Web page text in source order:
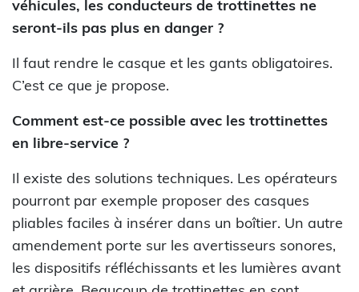
véhicules, les conducteurs de trottinettes ne
seront-ils pas plus en danger ?
Il faut rendre le casque et les gants obligatoires.
C’est ce que je propose.
Comment est-ce possible avec les trottinettes
en libre-service ?
Il existe des solutions techniques. Les opérateurs
pourront par exemple proposer des casques
pliables faciles à insérer dans un boîtier. Un autre
amendement porte sur les avertisseurs sonores,
les dispositifs réfléchissants et les lumières avant